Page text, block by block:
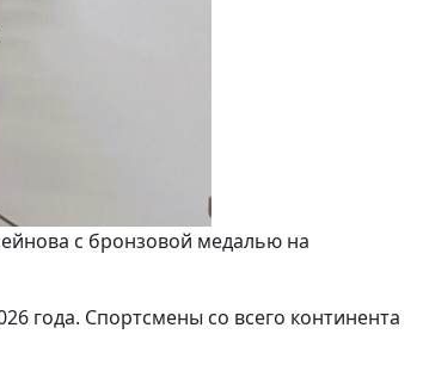
с бронзовой медалью на
года. Спортсмены со всего континента